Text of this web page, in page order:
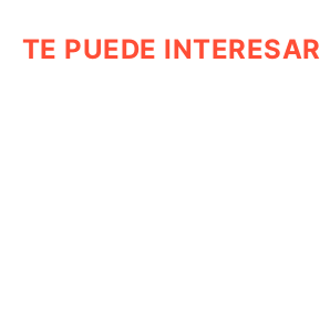
TE PUEDE INTERESAR